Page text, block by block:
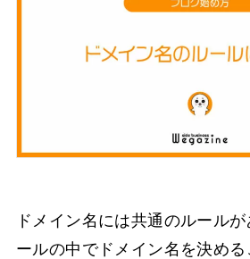
ドメイン名には共通のルール
ールの中でドメイン名を決める